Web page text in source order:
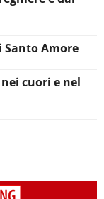
Santo Amore
cuori e nel